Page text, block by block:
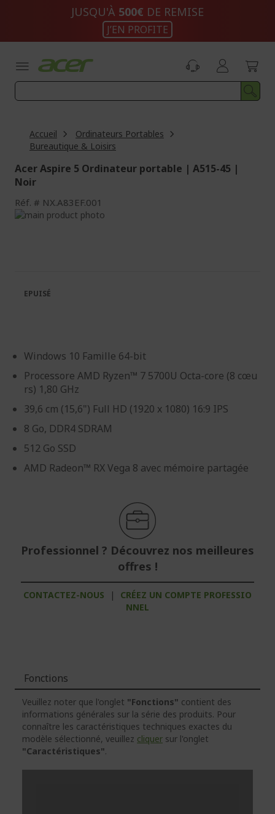
JUSQU'À 500€ DE REMISE
J’EN PROFITE
Accueil
Ordinateurs Portables
Bureautique & Loisirs
Acer Aspire 5 Ordinateur portable | A515-45 |
Noir
Réf. NX.A83EF.001
Passer
galerie
d’images
Galerie
d’images
Windows 10 Famille 64-bit
Processore AMD Ryzen™ 7 5700U Octa-core (8 cœu
rs) 1,80 GHz
39,6 cm (15,6") Full HD (1920 x 1080) 16:9 IPS
8 Go, DDR4 SDRAM
512 Go SSD
AMD Radeon™ RX Vega 8 avec mémoire partagée
Professionnel ? Découvrez nos meilleures
offres !
CONTACTEZ-NOUS |
CRÉEZ UN COMPTE PROFESSIO
NNEL
EPUISÉ
Fonctions
Veuillez noter que l'onglet "Fonctions" contient des
informations générales sur la série des produits. Pour
connaître les caractéristiques techniques exactes du
modèle sélectionné, veuillez cliquer sur l'onglet
"Caractéristiques".